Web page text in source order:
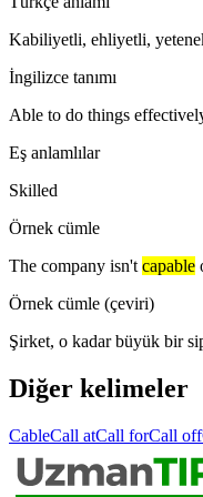
Kabiliyetli, ehliyetli,
İngilizce tanımı
Able to do things
Eş anlamlılar
Skilled
Örnek cümle
The company isn't capable
Örnek cümle (çeviri)
Şirket, o kadar büyük bir
Diğer kelimeler
CableCall atCall forCall off